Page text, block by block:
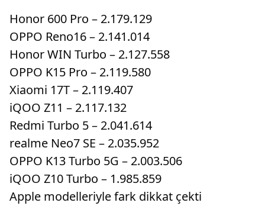
Honor 600 Pro – 2.179.129
OPPO Reno16 – 2.141.014
Honor WIN Turbo – 2.127.558
OPPO K15 Pro – 2.119.580
Xiaomi 17T – 2.119.407
iQOO Z11 – 2.117.132
Redmi Turbo 5 – 2.041.614
realme Neo7 SE – 2.035.952
OPPO K13 Turbo 5G – 2.003.506
iQOO Z10 Turbo – 1.985.859
Apple modelleriyle fark dikkat çekti